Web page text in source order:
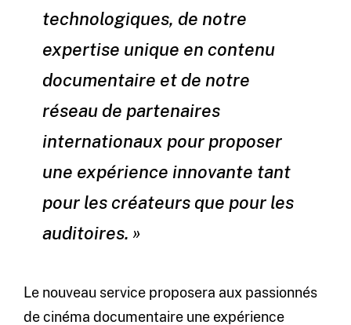
technologiques, de notre
expertise unique en contenu
documentaire et de notre
réseau de partenaires
internationaux pour proposer
une expérience innovante tant
pour les créateurs que pour les
auditoires. »
Le nouveau service proposera aux passionnés
de cinéma documentaire une expérience